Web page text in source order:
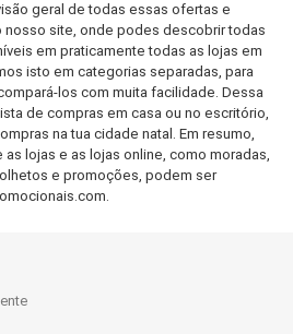
geral de todas essas ofertas e
site, onde podes descobrir todas
em praticamente todas as lojas em
isto em categorias separadas, para
los com muita facilidade. Dessa
de compras em casa ou no escritório,
na tua cidade natal. Em resumo,
lojas e as lojas online, como moradas,
e promoções, podem ser